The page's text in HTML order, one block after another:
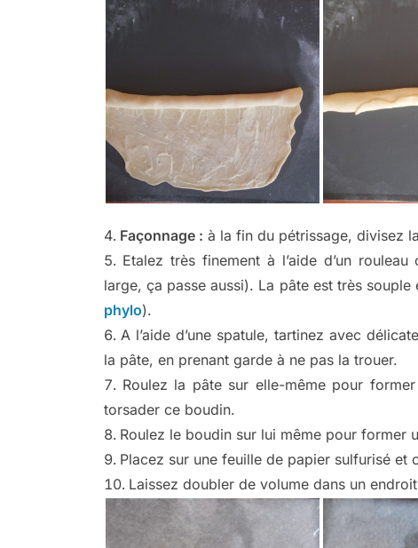
Façonnage : à la fin du pétrissage, divisez
Etalez très finement à l’aide d’un
large, ça passe aussi). La pâte est très
phylo).
A l’aide d’une spatule, tartinez avec
la pâte, en prenant garde à ne pas la trouer.
Roulez la pâte sur elle-même pour
torsader ce boudin.
Roulez le boudin sur lui même pour former
Placez sur une feuille de papier sulfurisé et
Laissez doubler de volume dans un